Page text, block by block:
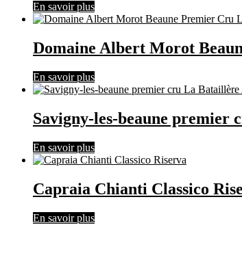
En savoir plus
Domaine Albert Morot
En savoir plus
Savigny-les-beaune
En savoir plus
Capraia Chianti Classico
En savoir plus